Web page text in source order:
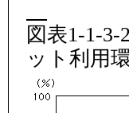
図表1-1-
ット利用